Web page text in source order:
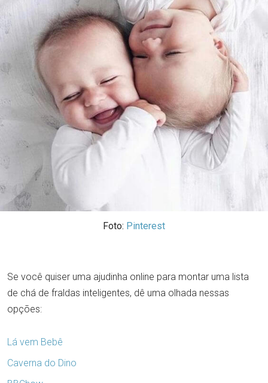
Foto: Pinterest
Se você quiser uma ajudinha online para montar uma lista
de chá de fraldas inteligentes, dê uma olhada nessas
opções:
Lá vem Bebê
Caverna do Dino